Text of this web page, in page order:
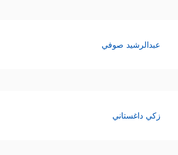
عبدالرشيد صوفي
زكي داغستاني